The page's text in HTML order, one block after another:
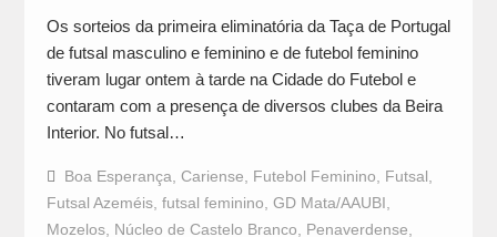
Os sorteios da primeira eliminatória da Taça de Portugal
de futsal masculino e feminino e de futebol feminino
tiveram lugar ontem à tarde na Cidade do Futebol e
contaram com a presença de diversos clubes da Beira
Interior. No futsal…
Boa Esperança, Cariense, Futebol Feminino, Futsal,
Futsal Azeméis, futsal feminino, GD Mata/AAUBI,
Mozelos, Núcleo de Castelo Branco, Penaverdense,